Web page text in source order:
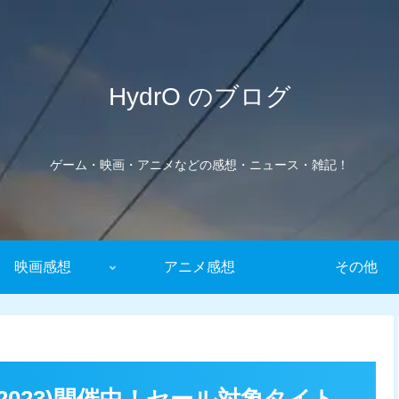
HydrO のブログ
ゲーム・映画・アニメなどの感想・ニュース・雑記！
映画感想 アニメ感想 その他